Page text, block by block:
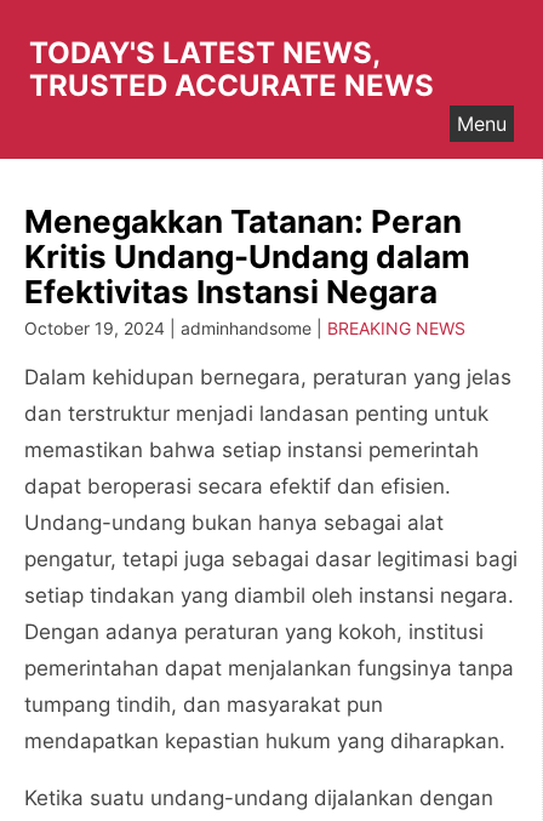
content
TODAY'S LATEST NEWS,
TRUSTED ACCURATE NEWS
Menu
Menegakkan Tatanan: Peran
Kritis Undang-Undang dalam
Efektivitas Instansi Negara
October 19, 2024 | adminhandsome | BREAKING NEWS
Dalam kehidupan bernegara, peraturan yang jelas
dan terstruktur menjadi landasan penting untuk
memastikan bahwa setiap instansi pemerintah
dapat beroperasi secara efektif dan efisien.
Undang-undang bukan hanya sebagai alat
pengatur, tetapi juga sebagai dasar legitimasi bagi
setiap tindakan yang diambil oleh instansi negara.
Dengan adanya peraturan yang kokoh, institusi
pemerintahan dapat menjalankan fungsinya tanpa
tumpang tindih, dan masyarakat pun
mendapatkan kepastian hukum yang diharapkan.
Ketika suatu undang-undang dijalankan dengan